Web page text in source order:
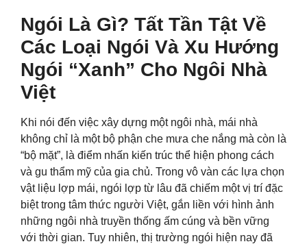
Ngói Là Gì? Tất Tần Tật Về
Các Loại Ngói Và Xu Hướng
Ngói “Xanh” Cho Ngôi Nhà
Việt
Khi nói đến việc xây dựng một ngôi nhà, mái nhà
không chỉ là một bộ phận che mưa che nắng mà còn là
“bộ mặt”, là điểm nhấn kiến trúc thể hiện phong cách
và gu thẩm mỹ của gia chủ. Trong vô vàn các lựa chọn
vật liệu lợp mái, ngói lợp từ lâu đã chiếm một vị trí đặc
biệt trong tâm thức người Việt, gắn liền với hình ảnh
những ngôi nhà truyền thống ấm cúng và bền vững
với thời gian. Tuy nhiên, thị trường ngói hiện nay đã